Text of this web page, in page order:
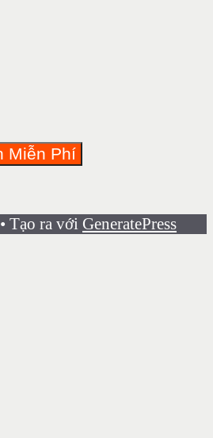
• Tạo ra với GeneratePress